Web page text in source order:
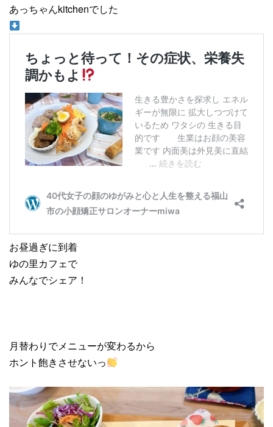
あっちゃんkitchenでした
お昼過ぎに到着
ゆの里カフェで
みんなでシェア！
月替わりでメニューが変わるから
ホント飽きさせないっ